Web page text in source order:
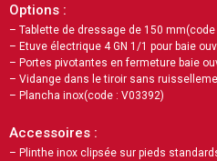
Options :
– Tablette de dressage de 150 mm(code
– Etuve électrique 4 GN 1/1 pour baie
– Portes pivotantes en fermeture baie
– Vidange dans le tiroir sans
– Plancha inox(code : V03392)
Accessoires :
– Plinthe inox clipsée sur pieds